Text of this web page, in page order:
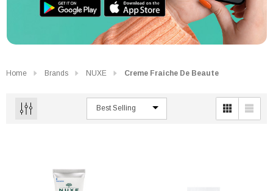
Home Brands NUXE Creme Fraiche De Beaute